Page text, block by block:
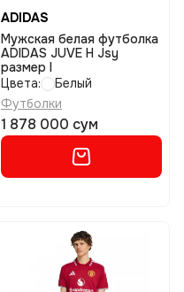
ADIDAS
Мужская белая футболка
ADIDAS JUVE H Jsy
размер l
Цвета:
Белый
Футболки
1 878 000 сум